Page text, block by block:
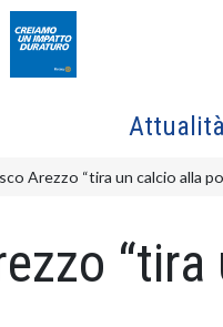
Attualità
Arezzo “tira un calcio alla